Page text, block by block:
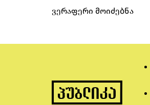
ვერაფერი მოიძებნა